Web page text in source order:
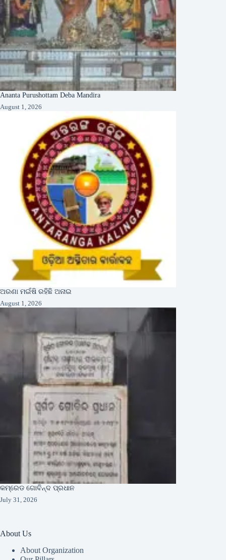
Ananta Purushottam Deba Mandira
August 1, 2026
ଅରଣା ମଇଁଷି ରହିଛି ଅନାଇ
August 1, 2026
କମ୍ରେଡ ଗୋବିନ୍ଦ ପ୍ରଧାନ
July 31, 2026
About Us
About Organization